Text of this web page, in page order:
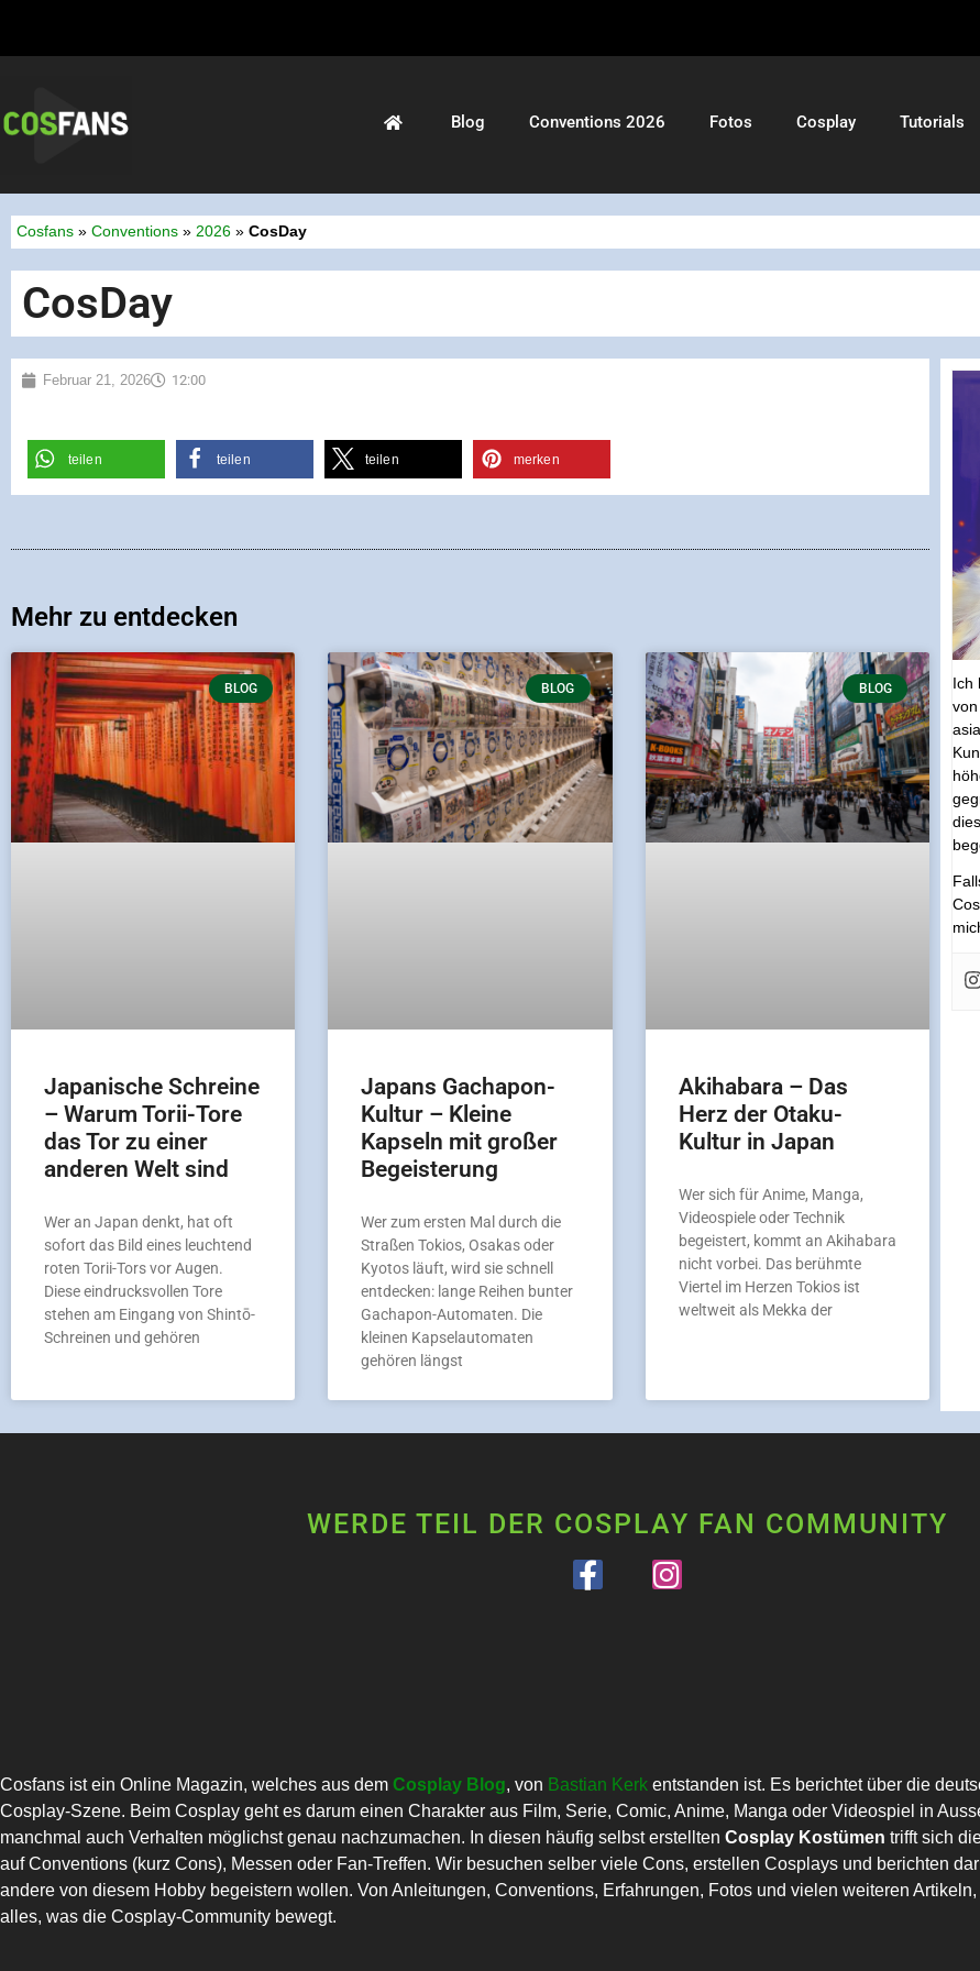
Blog Conventions 2026 Fotos Cosplay Tutorials
Cosfans » Conventions » 2026 » CosDay
CosDay
Februar 21, 2026 12:00
teilen teilen teilen merken
Mehr zu entdecken
BLOG
Japanische Schreine
– Warum Torii-Tore
das Tor zu einer
anderen Welt sind
Wer an Japan denkt, hat oft
sofort das Bild eines leuchtend
roten Torii-Tors vor Augen.
Diese eindrucksvollen Tore
stehen am Eingang von Shintō-
Schreinen und gehören
BLOG
Japans Gachapon-
Kultur – Kleine
Kapseln mit großer
Begeisterung
Wer zum ersten Mal durch die
Straßen Tokios, Osakas oder
Kyotos läuft, wird sie schnell
entdecken: lange Reihen bunter
Gachapon-Automaten. Die
kleinen Kapselautomaten
gehören längst
BLOG
Akihabara – Das
Herz der Otaku-
Kultur in Japan
Wer sich für Anime, Manga,
Videospiele oder Technik
begeistert, kommt an Akihabara
nicht vorbei. Das berühmte
Viertel im Herzen Tokios ist
weltweit als Mekka der
Ich
WERDE TEIL DER COSPLAY FAN COMMUNITY
Cosfans ist ein Online Magazin, welches aus dem Cosplay Blog, von Bastian Kerk entstanden ist. Es berichtet über die
Cosplay-Szene. Beim Cosplay geht es darum einen Charakter aus Film, Serie, Comic, Anime, Manga oder Videospiel in
manchmal auch Verhalten möglichst genau nachzumachen. In diesen häufig selbst erstellten Cosplay Kostümen trifft sich
auf Conventions (kurz Cons), Messen oder Fan-Treffen. Wir besuchen selber viele Cons, erstellen Cosplays und berichten
andere von diesem Hobby begeistern wollen. Von Anleitungen, Conventions, Erfahrungen, Fotos und vielen weiteren
alles, was die Cosplay-Community bewegt.